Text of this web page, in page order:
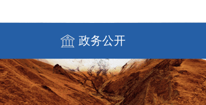
政务公开